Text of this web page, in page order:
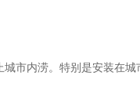
市内涝。特别是安装在城